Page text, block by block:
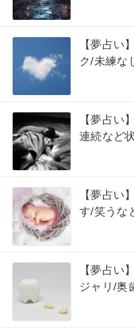
【夢占い
ク/未練な
【夢占い
連続など
【夢占い
す/笑うな
【夢占い
ジャリ/奥